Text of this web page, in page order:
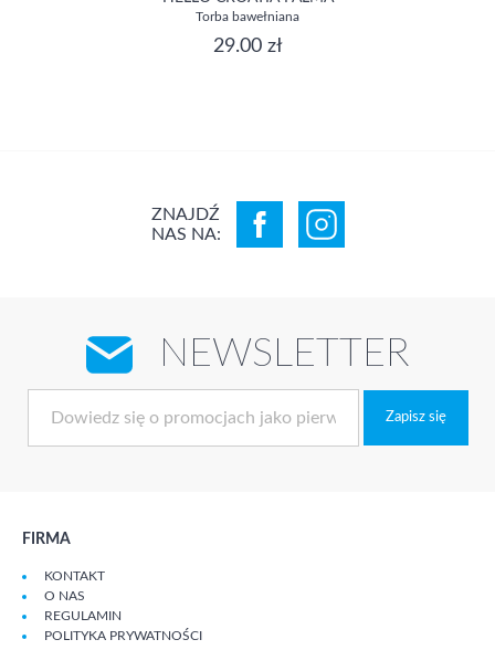
Torba bawełniana
29.00 zł
ZNAJDŹ
NAS NA:
NEWSLETTER
Zapisz się
FIRMA
KONTAKT
O NAS
REGULAMIN
POLITYKA PRYWATNOŚCI